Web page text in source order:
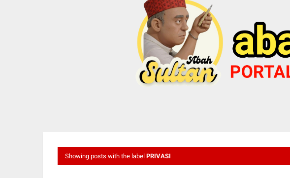
Showing posts with the label PRIVASI